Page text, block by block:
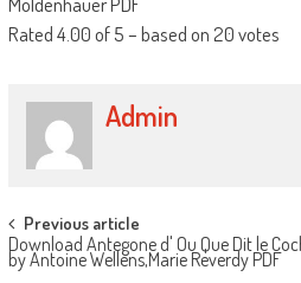
Rated4.00of5– based on20votes
Admin
Post navigation
Previous article
Download Antegone d' Ou Que Dit le
by Antoine Wellens,Marie Reverdy PDF